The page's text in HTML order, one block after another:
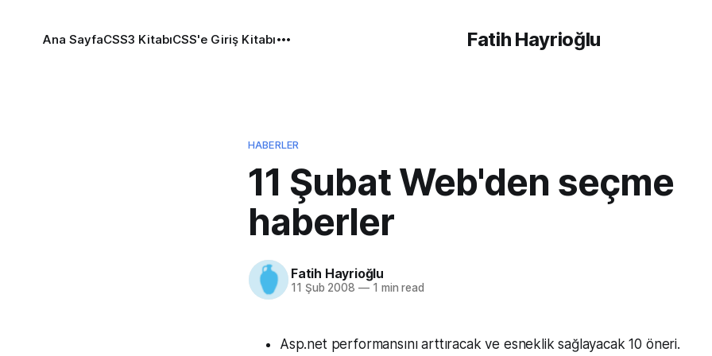
Fatih Hayrioğlu
Ana SayfaCSS3 KitabıCSS'e Giriş Kitabı
HABERLER
11 Şubat Web'den seçme
haberler
Fatih Hayrioğlu
11 Şub 2008 —1 min read
Asp.net performansını arttıracak ve esneklik sağlayacak 10 öneri.